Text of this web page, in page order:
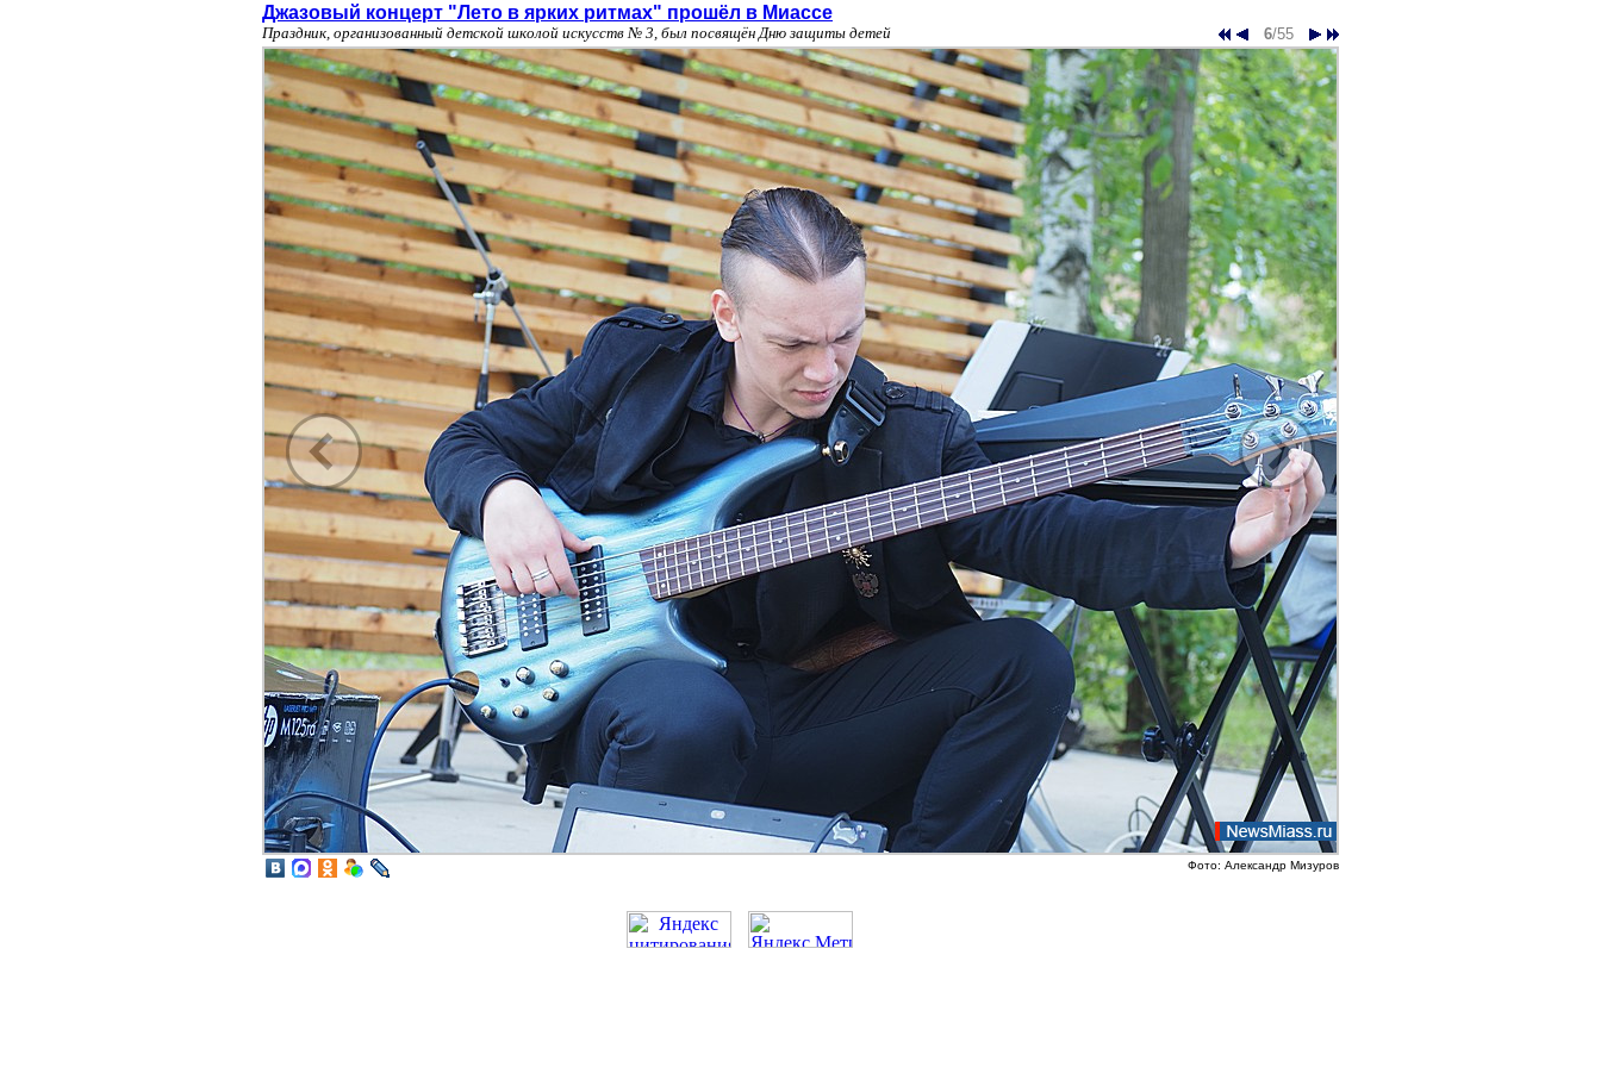
Джазовый концерт "Лето в ярких ритмах" прошёл в Миассе
Праздник, организованный детской школой искусств № 3, был посвящён Дню защиты детей 6/55
Фото: Александр Мизуров